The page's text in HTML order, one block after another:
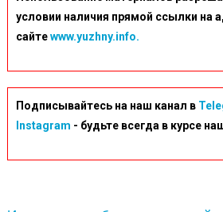
условии наличия прямой ссылки на
сайтеwww.yuzhny.info.
Подписывайтесь на наш канал в
Instagram - будьте всегда в курсе